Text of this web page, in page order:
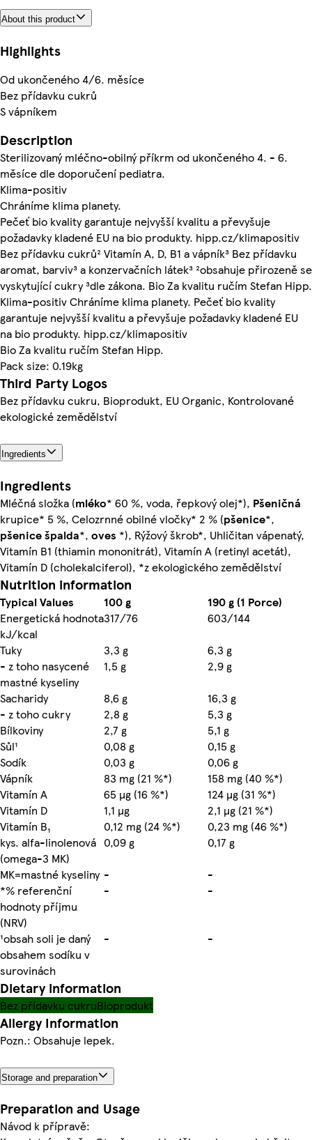
About this product
Highlights
Od ukončeného 4/6. měsíce
Bez přídavku cukrů
S vápníkem
Description
Sterilizovaný mléčno-obilný příkrm od ukončeného 4. - 6.
měsíce dle doporučení pediatra.
Klima-positiv
Chráníme klima planety.
Pečeť bio kvality garantuje nejvyšší kvalitu a převyšuje
požadavky kladené EU na bio produkty. hipp.cz/klimapositiv
Bez přídavku cukrů² Vitamín A, D, B1 a vápník³ Bez přídavku
aromat, barviv³ a konzervačních látek³ ²obsahuje přirozeně se
vyskytující cukry ³dle zákona. Bio Za kvalitu ručím Stefan Hipp.
Klima-positiv Chráníme klima planety. Pečeť bio kvality
garantuje nejvyšší kvalitu a převyšuje požadavky kladené EU
na bio produkty. hipp.cz/klimapositiv
Bio Za kvalitu ručím Stefan Hipp.
Pack size: 0.19kg
Third Party Logos
Bez přídavku cukru, Bioprodukt, EU Organic, Kontrolované
ekologické zemědělství
Ingredients
Ingredients
Mléčná složka (mléko* 60 %, voda, řepkový olej*), Pšeničná
krupice* 5 %, Celozrnné obilné vločky* 2 % (pšenice*,
pšenicešpalda*, oves *), Rýžový škrob*, Uhličitan vápenatý,
Vitamín B1 (thiamin mononitrát), Vitamín A (retinyl acetát),
Vitamín D (cholekalciferol), *z ekologického zemědělství
Nutrition information
Typical Values 100 g
190 g (1 Porce)
Energetická hodnota
kJ/kcal
317/76
603/144
Tuky
3,3 g
6,3 g
- z toho nasycené
mastné kyseliny
1,5 g
2,9 g
Sacharidy
8,6 g
16,3 g
- z toho cukry
2,8 g
5,3 g
Bílkoviny
2,7 g
5,1 g
Sůl¹
0,08 g
0,15 g
Sodík
0,03 g
0,06 g
Vápník
83 mg (21 %*)
158 mg (40 %*)
Vitamín A
65 µg (16 %*)
124 µg (31 %*)
Vitamín D
1,1 µg
2,1 µg (21 %*)
Vitamín B₁
0,12 mg (24 %*)
0,23 mg (46 %*)
kys. alfa-linolenová
(omega-3 MK)
0,09 g
0,17 g
MK=mastné kyseliny -
-
*% referenční
hodnoty příjmu
(NRV)
- -
¹obsah soli je daný
obsahem sodíku v
surovinách
- -
Dietary information
Bez přídavku cukruBioprodukt
Allergy Information
Pozn.: Obsahuje lepek.
Storage and preparation
Preparation and Usage
Návod k přípravě: